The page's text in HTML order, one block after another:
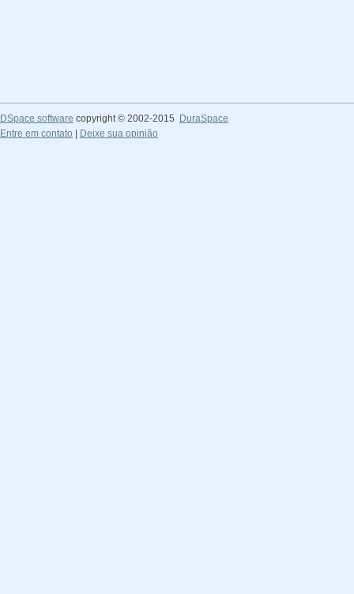
DSpace software copyright © 2002-2015
DuraSpace
Entre em contato
Deixe sua opinião